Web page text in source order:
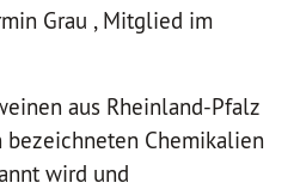
Grau , Mitglied im
aus Rheinland-Pfalz
Chemikalien
wird und